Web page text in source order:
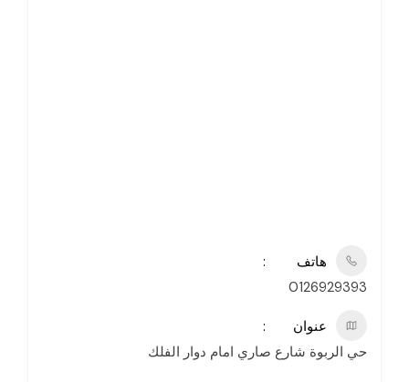
هاتف
0126929393
عنوان
حي الربوة شارع صاري امام دوار الفلك